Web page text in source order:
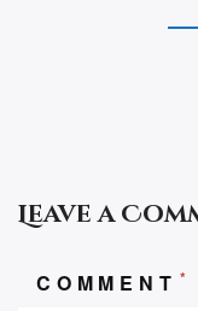
Leave a
COMMENT *